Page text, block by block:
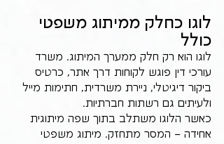
לוגו כחלק ממיתוג משפטי
כולל
לוגו הוא רק חלק ממערך המיתוג. משרד
עורכי דין פוגש לקוחות דרך אתר, כרטיס
ביקור דיגיטלי, ניירת משרדית, חתימות מייל
ולעיתים גם רשתות חברתיות.
כאשר הלוגו משתלב בתוך שפה מיתוגית
אחידה – המסר מתחזק. מיתוג משפטי